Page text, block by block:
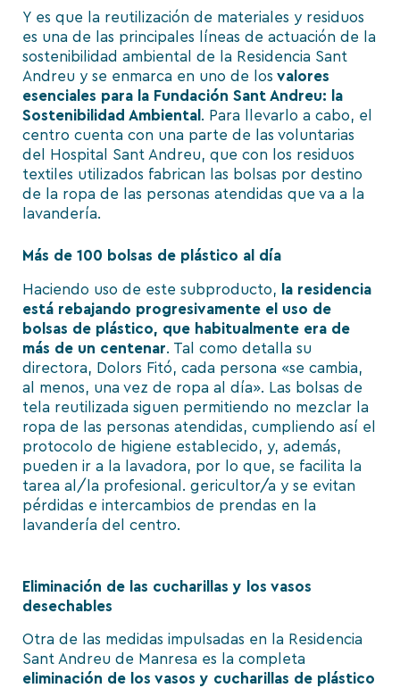
Y es que la reutilización de materiales y residuos
es una de las principales líneas de actuación de la
sostenibilidad ambiental de la Residencia Sant
Andreu y se enmarca en uno de los valores
esenciales para la Fundación Sant Andreu: la
Sostenibilidad Ambiental . Para llevarlo a cabo, el
centro cuenta con una parte de las voluntarias
del Hospital Sant Andreu, que con los residuos
textiles utilizados fabrican las bolsas por destino
de la ropa de las personas atendidas que va a la
lavandería.
Más de 100 bolsas de plástico al día
Haciendo uso de este subproducto,
la residencia
está rebajando progresivamente el uso de
bolsas de plástico, que habitualmente era de
más de un centenar. Tal como detalla su
directora, Dolors Fitó, cada persona «se cambia,
al menos, una vez de ropa al día». Las bolsas de
tela reutilizada siguen permitiendo no mezclar la
ropa de las personas atendidas, cumpliendo así el
protocolo de higiene establecido, y, además,
pueden ir a la lavadora, por lo que, se facilita la
tarea al/la profesional. gericultor/a y se evitan
pérdidas e intercambios de prendas en la
lavandería del centro.
Eliminación de las cucharillas y los vasos
desechables
Otra de las medidas impulsadas en la Residencia
Sant Andreu de Manresa es la completa
eliminación de los vasos y cucharillas de plástico